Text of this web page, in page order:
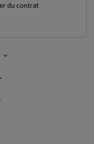
du contrat